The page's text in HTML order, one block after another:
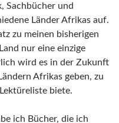
Sachbücher und
Länder Afrikas auf.
zu meinen bisherigen
nur eine einzige
wird es in der Zukunft
Afrikas geben, zu
biete.
ich Bücher, die ich